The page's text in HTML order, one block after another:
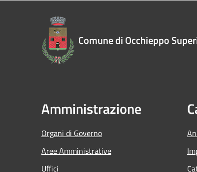
Comune di Occhieppo
Amministrazione
Organi di Governo
Aree Amministrative
Uffici